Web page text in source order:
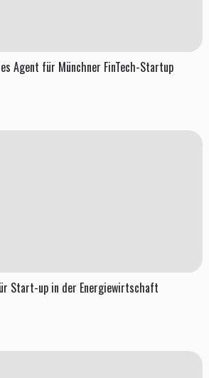
Agent für Münchner FinTech-Startup
Start-up in der Energiewirtschaft